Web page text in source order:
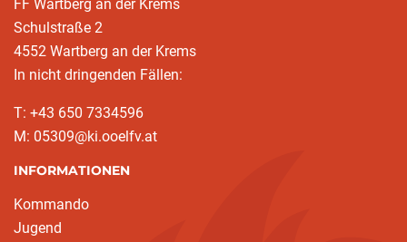
FF Wartberg an der Krems
Schulstraße 2
4552 Wartberg an der Krems
In nicht dringenden Fällen:
T: +43 650 7334596
M: 05309@ki.ooelfv.at
INFORMATIONEN
Kommando
Jugend